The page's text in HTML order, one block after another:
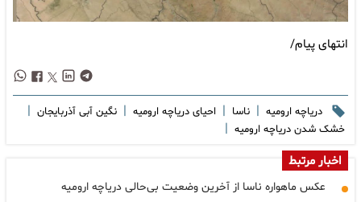
انتهای پیام/
دریاچه ارومیه | ناسا | احیای دریاچه ارومیه | نگین آبی آذربایجان |
خشک شدن دریاچه ارومیه |
اخبار مرتبط
عکس ماهواره ناسا از آخرین وضعیت بی‌حالی دریاچه ارومیه